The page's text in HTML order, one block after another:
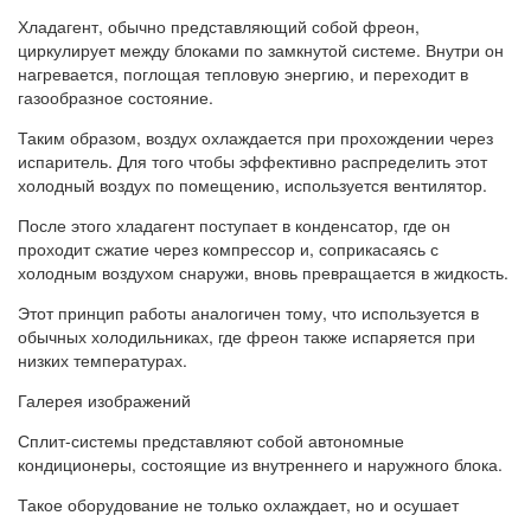
Хладагент, обычно представляющий собой фреон,
циркулирует между блоками по замкнутой системе. Внутри он
нагревается, поглощая тепловую энергию, и переходит в
газообразное состояние.
Таким образом, воздух охлаждается при прохождении через
испаритель. Для того чтобы эффективно распределить этот
холодный воздух по помещению, используется вентилятор.
После этого хладагент поступает в конденсатор, где он
проходит сжатие через компрессор и, соприкасаясь с
холодным воздухом снаружи, вновь превращается в жидкость.
Этот принцип работы аналогичен тому, что используется в
обычных холодильниках, где фреон также испаряется при
низких температурах.
Галерея изображений
Сплит-системы представляют собой автономные
кондиционеры, состоящие из внутреннего и наружного блока.
Такое оборудование не только охлаждает, но и осушает